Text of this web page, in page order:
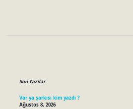
Son Yazılar
Var ya şarkısı kim yazdı ?
Ağustos 8, 2026